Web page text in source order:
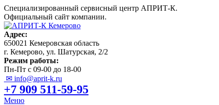
Специализированный сервисный центр АПРИТ-К.
Официальный сайт компании.
Адрес:
650021 Кемеровская область
г. Кемерово, ул. Шатурская, 2/2
Режим работы:
Пн-Пт с 09-00 до 18-00
✉ info@aprit-k.ru
+7 909 511-59-95
Меню